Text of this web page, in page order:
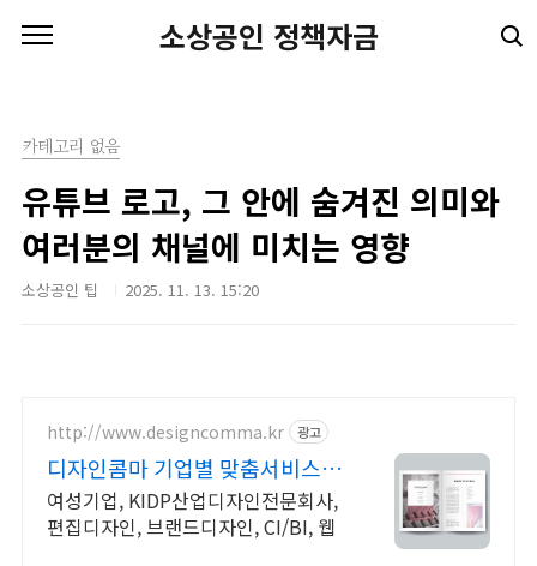
소상공인 정책자금
카테고리 없음
유튜브 로고, 그 안에 숨겨진 의미와
여러분의 채널에 미치는 영향
소상공인 팁 2025. 11. 13. 15:20
http://www.designcomma.kr 광고
디자인콤마 기업별 맞춤서비스 제
공
여성기업, KIDP산업디자인전문회사,
편집디자인, 브랜드디자인, CI/BI, 웹